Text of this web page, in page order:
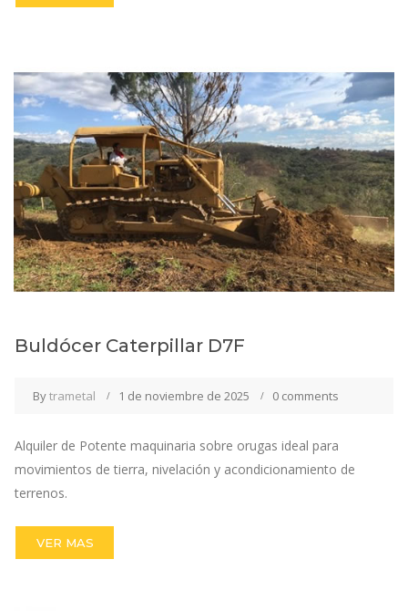
Buldócer Caterpillar D7F
Bytrametal 1 de noviembre de 2025 0 comments
Alquiler de Potente maquinaria sobre orugas ideal para
movimientos de tierra, nivelación y acondicionamiento de
terrenos.
VER MAS